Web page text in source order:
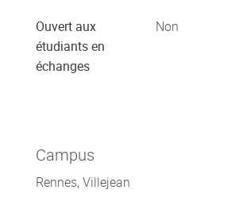
Ouvert aux
étudiants en
échanges
Non
Campus
Rennes, Villejean